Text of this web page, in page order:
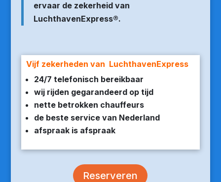
ervaar de zekerheid van
LuchthavenExpress®.
Vijf zekerheden van LuchthavenExpress
24/7 telefonisch bereikbaar
wij rijden gegarandeerd op tijd
nette betrokken chauffeurs
de beste service van Nederland
afspraak is afspraak
Reserveren